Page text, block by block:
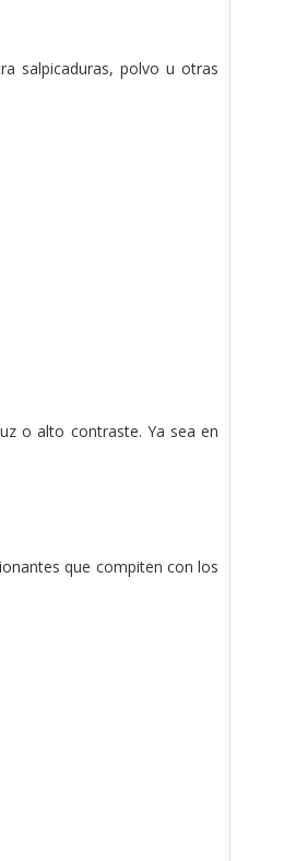
salpicaduras, polvo u otras
o alto contraste. Ya sea en
que compiten con los